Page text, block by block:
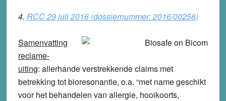
4. RCC 29 juli 2016 (dossiernummer: 2016/00258)
Samenvatting
reclame-
uiting: allerhande verstrekkende claims met
betrekking tot bioresonantie, o.a. “met name geschikt
voor het behandelen van allergie, hooikoorts,